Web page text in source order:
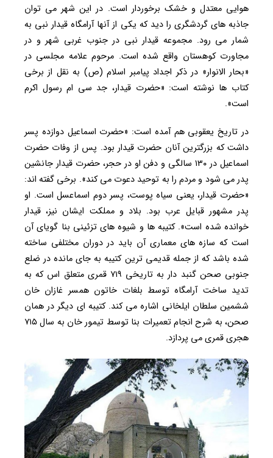
هوایی معتدل و خشک برخوردار است. در این شهر می توان
جاذبه های گردشگری را دید که یکی از آنها آرامگاه قیدار نبی به
شمار می رود. مجموعه قیدار نبی در جنوب غربی شهر و در
مجاورت کوهستان واقع شده است. مرحوم علامه مجلسی در
«بحار الانوار» در ذکر اجداد پیامبر اسلام (ص) به نقل از برخی
کتاب ها نوشته است: «حضرت قیدار، جد سی ام رسول اکرم
است».
در تاریخ یعقوبی هم آمده است: «حضرت اسماعیل دوازده پسر
داشت که بزرگترین آنان حضرت قیدار بود. پس از وفات حضرت
اسماعیل در ۱۳۰ سالگی و دفن او در حجر، حضرت قیدار جانشین
پدر می شود و مردم را به توحید دعوت می کند». برخی گفته اند:
«حضرت قیدار، یعنی سیاه پوست، پسر دوم اسماعسل است. او
پدر مشهور قبایل عرب بود. بلاد و مملکت ایشان نیز، قیدار
خوانده شده است». کتیبه ها و شیوه های تزئینی بنا گویای آن
است که سازه های معماری آن باید در دوران مختلفی ساخته
شده باشد که از جمله قدیمی ترین کتیبه به جای مانده در ضلع
جنوبی صحن گنبد دار به تاریخی ۷۱۹ قمری متعلق اس که به
تدید ساخت آرامگاه توسط بلغات خاتون همسر غازان خان
ششمین سلطان ایلخانی اشاره می کند. کتیبه ای دیگر در همان
صحن، به شرح انجام تعمیرات بنا توسط تیمور خان به سال ۷۱۵
هجری قمری می پردازد.